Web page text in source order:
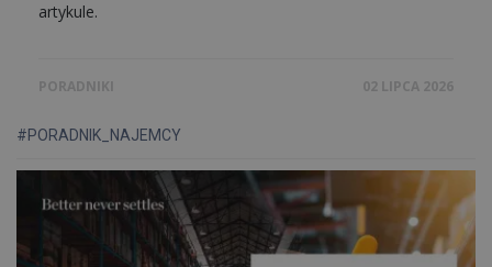
artykule.
PORADNIKI 02 LIPCA 2026
#PORADNIK_NAJEMCY